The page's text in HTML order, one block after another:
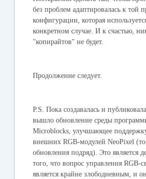
без проблем адаптировалась к той
конфигурации, которая
конкретном случае. И к счастью,
"копирайтов" не будет.
Продолжение следует.
P.S. Пока создавалась и
вышло обновление среды
Microblocks, улучшающее
внешних RGB-модулей NeoPixel
обновления подряд). Это является
того, что вопрос управления RGB-
является крайне злободневным, и